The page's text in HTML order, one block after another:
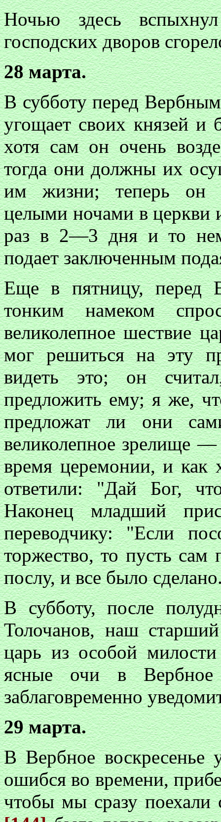
Ночью здесь
господских дворов
28 марта.
В субботу перед
угощает своих князей и
хотя сам он очень
тогда они должны их
им жизни; теперь он
целыми ночами в церкви
раз в 2—3 дня и то
подает заключенным
Еще в пятницу, перед
тонким намеком
великолепное шествие
мог решиться на эту
видеть это; он
предложить ему; я же,
предложат ли они
великолепное зрелище —
время церемонии, и как
ответили: "Дай Бог,
Наконец младший
переводчику: "Если
торжество, то пусть сам
послу, и все было
В субботу, после
Толочанов, наш
царь из особой
ясные очи в Вербное
заблаговременно
29 марта.
В Вербное воскресенье
ошибся во времени,
чтобы мы сразу поехали